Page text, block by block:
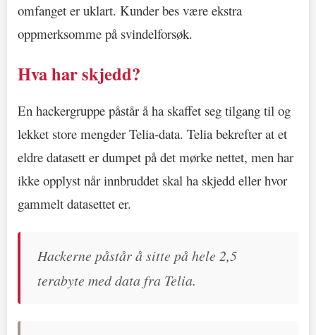
omfanget er uklart. Kunder bes være ekstra
oppmerksomme på svindelforsøk.
Hva har skjedd?
En hackergruppe påstår å ha skaffet seg tilgang til og
lekket store mengder Telia-data. Telia bekrefter at et
eldre datasett er dumpet på det mørke nettet, men har
ikke opplyst når innbruddet skal ha skjedd eller hvor
gammelt datasettet er.
Hackerne påstår å sitte på hele 2,5
terabyte med data fra Telia.